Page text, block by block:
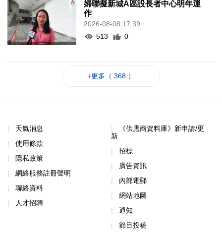
婦聯擬新城A區設長者中心明年運
作
2026-08-08 17:39
513
0
+更多（ 368 ）
天氣消息
使用條款
隱私政策
網絡服務註冊聲明
聯絡資料
人才招聘
《供應商資料庫》新申請/更
新
招標
廣告資訊
內部電郵
網站地圖
通知
節目投稿